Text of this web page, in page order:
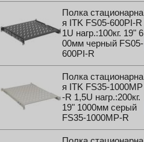
Полка стационарна
я ITK FS05-600PI-R
1U нагр.:100кг. 19" 6
00мм черный FS05-
600PI-R
Полка стационарна
я ITK FS35-1000MP
-R 1,5U нагр.:200кг.
19" 1000мм серый
FS35-1000MP-R